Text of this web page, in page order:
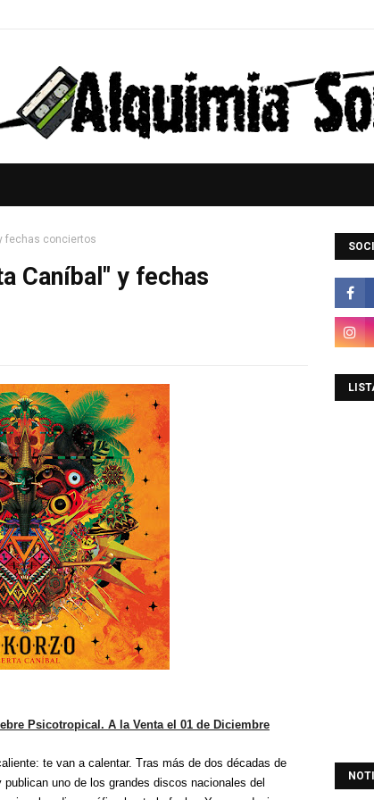
fechas conciertos
Caníbal" y fechas
Psicotropical. A la Venta el 01 de Diciembre
te van a calentar. Tras más de dos décadas de
uno de los grandes discos nacionales del